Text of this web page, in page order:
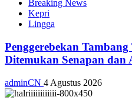
Breaking News
Kepri
Lingga
Penggerebekan
Ditemukan Senapan dan
adminCN 4 Agustus 2026